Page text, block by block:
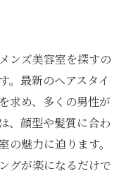
ンズ美容室を探すの
。最新のヘアスタイ
求め、多くの男性が
、顔型や髪質に合わ
魅力に迫ります。
グが楽になるだけで